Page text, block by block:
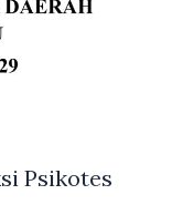
Psikotes